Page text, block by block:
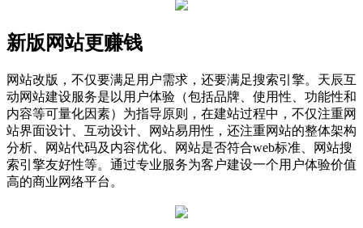
新版网站更赚钱
网站改版，不仅要满足用户需求，还要满足搜索引擎。天辰互
动网站建设服务是以用户体验（包括品牌、使用性、功能性和
内容等可量化因素）为指导原则，在建站过程中，不仅注重网
站界面设计、互动设计、网站易用性，还注重网站的整体架构
分析、网站代码及内容优化、网站是否符合web标准、网站搜
索引擎友好性等。通过专业服务为客户建设一个用户体验价值
高的商业网络平台。